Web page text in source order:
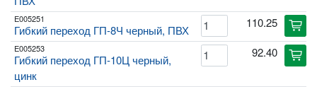
E005251
Гибкий переход ГП-8Ч черный, ПВХ
110.25 cart
E005253
Гибкий переход ГП-10Ц черный,
цинк
92.40 cart